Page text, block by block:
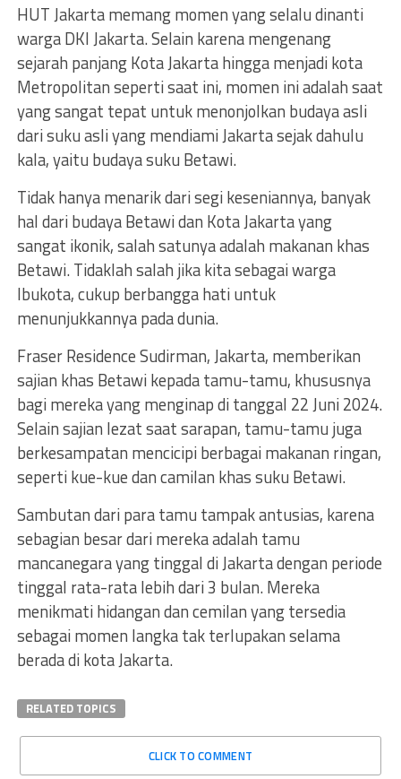
HUT Jakarta memang momen yang selalu dinanti
warga DKI Jakarta. Selain karena mengenang
sejarah panjang Kota Jakarta hingga menjadi kota
Metropolitan seperti saat ini, momen ini adalah saat
yang sangat tepat untuk menonjolkan budaya asli
dari suku asli yang mendiami Jakarta sejak dahulu
kala, yaitu budaya suku Betawi.
Tidak hanya menarik dari segi keseniannya, banyak
hal dari budaya Betawi dan Kota Jakarta yang
sangat ikonik, salah satunya adalah makanan khas
Betawi. Tidaklah salah jika kita sebagai warga
Ibukota, cukup berbangga hati untuk
menunjukkannya pada dunia.
Fraser Residence Sudirman, Jakarta, memberikan
sajian khas Betawi kepada tamu-tamu, khususnya
bagi mereka yang menginap di tanggal 22 Juni 2024.
Selain sajian lezat saat sarapan, tamu-tamu juga
berkesampatan mencicipi berbagai makanan ringan,
seperti kue-kue dan camilan khas suku Betawi.
Sambutan dari para tamu tampak antusias, karena
sebagian besar dari mereka adalah tamu
mancanegara yang tinggal di Jakarta dengan periode
tinggal rata-rata lebih dari 3 bulan. Mereka
menikmati hidangan dan cemilan yang tersedia
sebagai momen langka tak terlupakan selama
berada di kota Jakarta.
RELATED TOPICS
CLICK TO COMMENT